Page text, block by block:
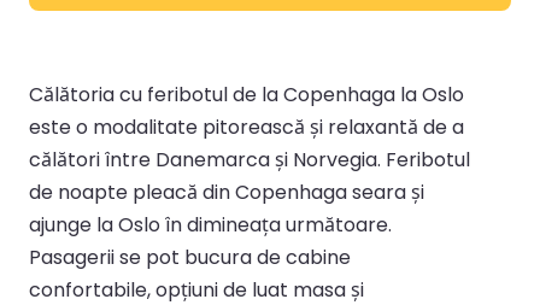
Călătoria cu feribotul de la Copenhaga la Oslo
este o modalitate pitorească și relaxantă de a
călători între Danemarca și Norvegia. Feribotul
de noapte pleacă din Copenhaga seara și
ajunge la Oslo în dimineața următoare.
Pasagerii se pot bucura de cabine
confortabile, opțiuni de luat masa și